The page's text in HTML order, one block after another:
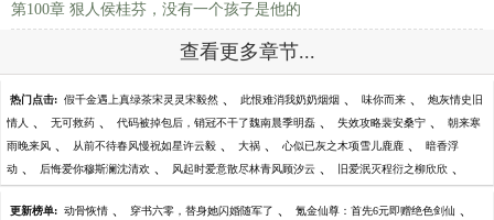
第100章 狠人侯桂芬，没有一个孩子是他的
查看更多章节...
热门点击: 假千金遇上真绿茶宋灵灵宋毅然 、 此恨难消我奶奶烟烟 、 味你而来 、 炮灰情史旧
情人 、 无可救药 、 代码被掉包后，销冠不干了魏南晨季明磊 、 失效攻略裴安桑宁 、 朝来寒
雨晚来风 、 从前不待春风慢祝如星许云毅 、 大祸 、 心似已灰之木项雪儿鹿鹿 、 暗香浮
动 、 后悔爱你穆斯澜沈清欢 、 风起时爱意散尽林青风顾汐云 、 旧爱泯灭程衍之柳欣欣 、
更新榜单: 动骨恢情 、 穿书六零，替身她闪婚随军了 、 氪金仙尊：首先6元即赠绝色剑仙 、